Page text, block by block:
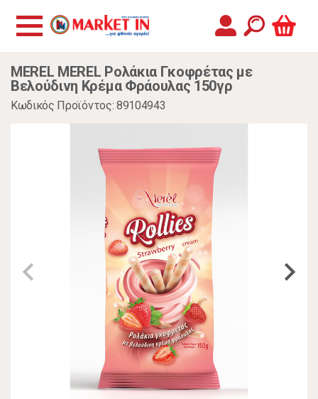
MEREL MEREL Ρολάκια Γκοφρέτας με
Βελούδινη Κρέμα Φράουλας 150γρ
Κωδικός Προϊόντος: 89104943